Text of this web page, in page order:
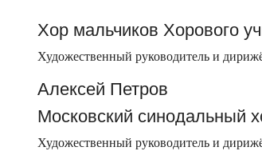
Хор мальчиков Хорового
Художественный руководитель и
Алексей Петров
Московский синодальный
Художественный руководитель и